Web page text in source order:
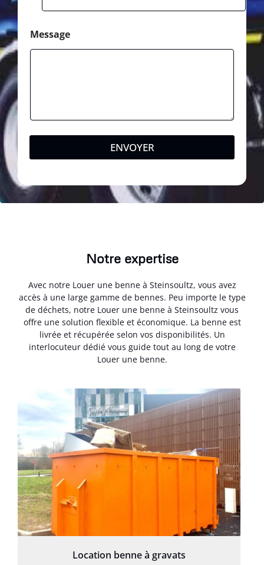
Message
ENVOYER
Notre expertise
Avec notre Louer une benne à Steinsoultz, vous avez
accès à une large gamme de bennes. Peu importe le type
de déchets, notre Louer une benne à Steinsoultz vous
offre une solution flexible et économique. La benne est
livrée et récupérée selon vos disponibilités. Un
interlocuteur dédié vous guide tout au long de votre
Louer une benne.
Location benne à gravats